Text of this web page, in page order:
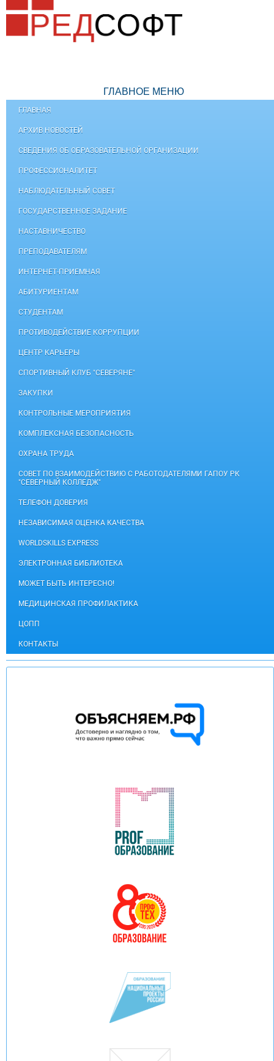
ГЛАВНОЕ МЕНЮ
ГЛАВНАЯ
АРХИВ НОВОСТЕЙ
СВЕДЕНИЯ ОБ ОБРАЗОВАТЕЛЬНОЙ ОРГАНИЗАЦИИ
ПРОФЕССИОНАЛИТЕТ
НАБЛЮДАТЕЛЬНЫЙ СОВЕТ
ГОСУДАРСТВЕННОЕ ЗАДАНИЕ
НАСТАВНИЧЕСТВО
ПРЕПОДАВАТЕЛЯМ
ИНТЕРНЕТ-ПРИЕМНАЯ
АБИТУРИЕНТАМ
СТУДЕНТАМ
ПРОТИВОДЕЙСТВИЕ КОРРУПЦИИ
ЦЕНТР КАРЬЕРЫ
СПОРТИВНЫЙ КЛУБ "СЕВЕРЯНЕ"
ЗАКУПКИ
КОНТРОЛЬНЫЕ МЕРОПРИЯТИЯ
КОМПЛЕКСНАЯ БЕЗОПАСНОСТЬ
ОХРАНА ТРУДА
СОВЕТ ПО ВЗАИМОДЕЙСТВИЮ С РАБОТОДАТЕЛЯМИ ГАПОУ РК
"СЕВЕРНЫЙ КОЛЛЕДЖ"
ТЕЛЕФОН ДОВЕРИЯ
НЕЗАВИСИМАЯ ОЦЕНКА КАЧЕСТВА
WORLDSKILLS EXPRESS
ЭЛЕКТРОННАЯ БИБЛИОТЕКА
МОЖЕТ БЫТЬ ИНТЕРЕСНО!
МЕДИЦИНСКАЯ ПРОФИЛАКТИКА
ЦОПП
КОНТАКТЫ